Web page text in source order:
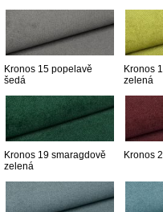
Kronos 15 popelavě
šedá
Kronos
zelená
Kronos 19 smaragdově
zelená
Kronos